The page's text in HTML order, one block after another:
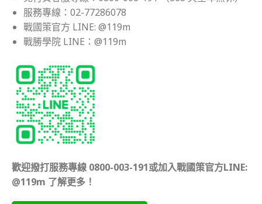
服務專線：02-77286078
戰國策官方 LINE: @119m
戰勝學院 LINE：@119m
歡迎撥打服務專線 0800-003-191或加入戰國策官方LINE:
@119m 了解更多！